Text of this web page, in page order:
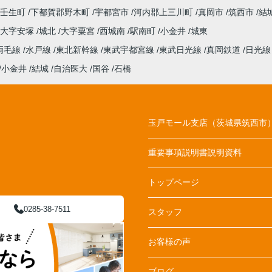
生町 下都賀郡野木町 宇都宮市 河内郡上三川町 真岡市 筑西市 結
大字安塚 城北 大字粟宮 西城南 駅南町 小金井 城東
毛線 水戸線 東北新幹線 東武宇都宮線 東武日光線 真岡鉄道
日光
小金井 結城 自治医大 国谷 石橋
0285-38-7511
玉戸モール支店（茨城県筑西市
重要事項説明書説明資料
トップページ
スタッフ
お客様の声